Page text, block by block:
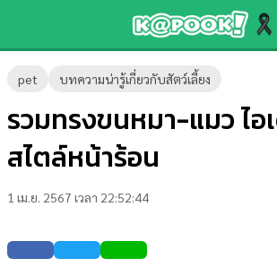
pet บทความน่ารู้เกี่ยวกับสัตว์เลี้ยง
รวมทรงขนหมา-แมว ไอ
สไตล์หน้าร้อน
1 เม.ย. 2567 เวลา 22:52:44
ข่าว-
ความ
รู้
บันเทิง